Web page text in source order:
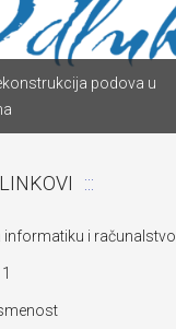
podova u
informatiku i računalstvo